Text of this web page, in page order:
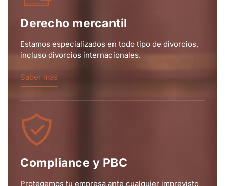
Derecho mercantil
Estamos especializados en todo tipo de divorcios,
incluso divorcios internacionales.
Compliance y PBC
Protegemos tu empresa ante cualquier imprevisto
penal y creamos tu MPD en tiempo record.